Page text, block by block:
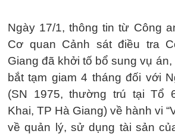
Ngày 17/1, thông tin từ Công
Cơ quan Cảnh sát điều tra
Giang đã khởi tố bổ sung vụ
bắt tạm giam 4 tháng đối với
(SN 1975, thường trú tại Tổ
Khai, TP Hà Giang) về hành vi
về quản lý, sử dụng tài sản